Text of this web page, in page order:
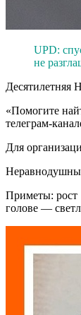
UPD:
не
Десятилетняя
«Помогите
телеграм-
Для
Приметы: рост
голове —